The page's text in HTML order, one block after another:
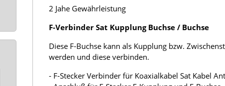
2 Jahe Gewährleistung
F-Verbinder Sat Kupplung Buchse / Buchse
Diese F-Buchse kann als Kupplung bzw.
werden und diese verbinden.
- F-Stecker Verbinder für Koaxialkabel Sat Kabel